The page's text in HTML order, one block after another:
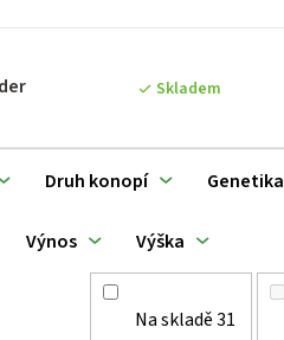
Skladem
Na skladě31
Druh konopí Genetika
Výnos Výška